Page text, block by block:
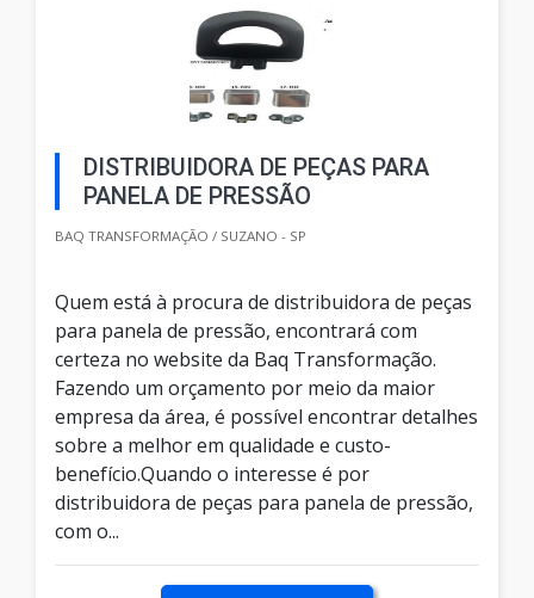
DISTRIBUIDORA DE PEÇAS PARA
PANELA DE PRESSÃO
BAQ TRANSFORMAÇÃO / SUZANO - SP
Quem está à procura de distribuidora de peças
para panela de pressão, encontrará com
certeza no website da Baq Transformação.
Fazendo um orçamento por meio da maior
empresa da área, é possível encontrar detalhes
sobre a melhor em qualidade e custo-
benefício.Quando o interesse é por
distribuidora de peças para panela de pressão,
com o...